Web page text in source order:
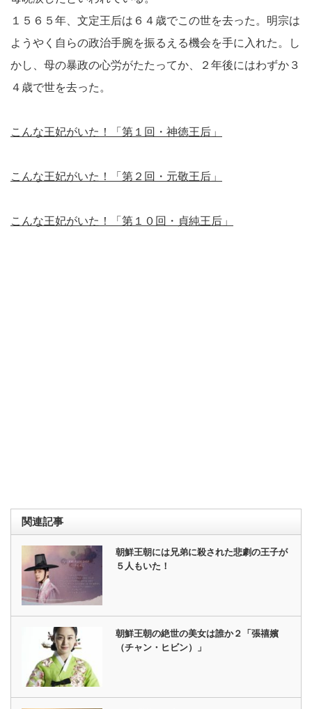
１５６５年、文定王后は６４歳でこの世を去った。明宗は
ようやく自らの政治手腕を振るえる機会を手に入れた。し
かし、母の暴政の心労がたたってか、２年後にはわずか３
４歳で世を去った。
こんな王妃がいた！「第１回・神徳王后」
こんな王妃がいた！「第２回・元敬王后」
こんな王妃がいた！「第１０回・貞純王后」
関連記事
朝鮮王朝には兄弟に殺された悲劇の王子が
５人もいた！
朝鮮王朝の絶世の美女は誰か２「張禧嬪
（チャン・ヒビン）」